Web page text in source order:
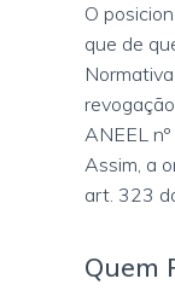
O
que de
ANEEL
Assim, a
art. 323
Quem